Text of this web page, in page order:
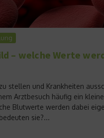
– welche Werte
stellen und Krankheiten
Arztbesuch häufig ein
Blutwerte werden dabei
sie?...